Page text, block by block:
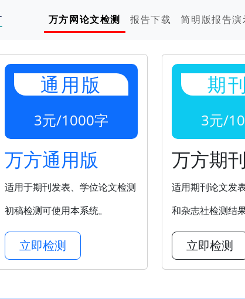
万方网论文检测 报告下载 简明版报告演
通用版
3元/1000字
万方通用版
适用于期刊发表、学位论文检测
初稿检测可使用本系统。
立即检测
期
3元/
万方期
适用期刊论文发
和杂志社检测结果
立即检测